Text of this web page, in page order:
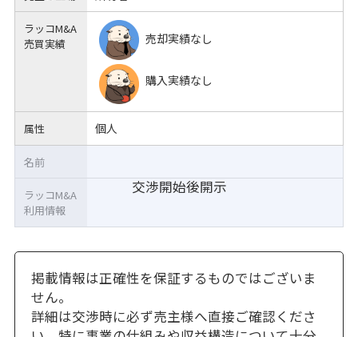
ラッコM&A
売買実績
売却実績なし
購入実績なし
属性 個人
交渉開始後開示
名前
ラッコM&A
利用情報
掲載情報は正確性を保証するものではございま
せん。
詳細は交渉時に必ず売主様へ直接ご確認くださ